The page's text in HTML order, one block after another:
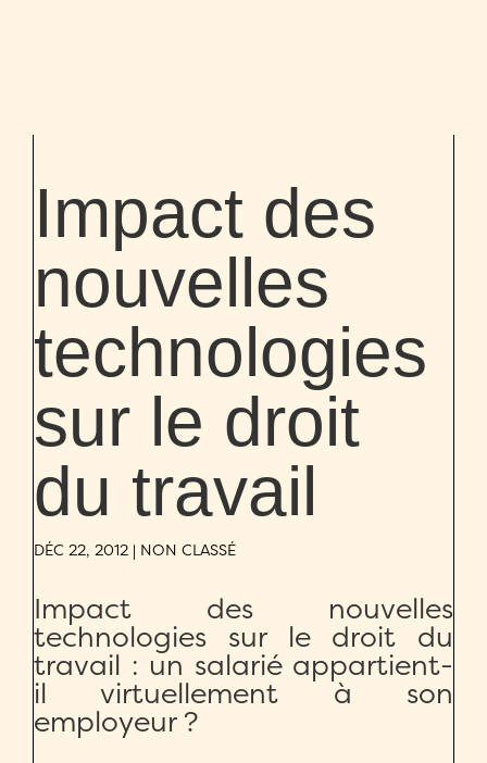
Impact des
nouvelles
technologies
sur le droit
du travail
DÉC 22, 2012 | NON CLASSÉ
Impact des nouvelles
technologies sur le droit du
travail : un salarié appartient-
il virtuellement à son
employeur ?